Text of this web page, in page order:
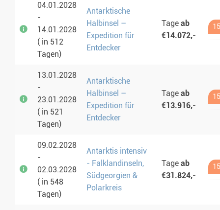
04.01.2028
-
14.01.2028
( in 512
Tagen)
Antarktische
Halbinsel –
Expedition für
Entdecker
Tage ab
€14.072,-
13.01.2028
-
23.01.2028
( in 521
Tagen)
Antarktische
Halbinsel –
Expedition für
Entdecker
Tage ab
€13.916,-
09.02.2028
-
02.03.2028
( in 548
Tagen)
Antarktis intensiv
- Falklandinseln,
Südgeorgien &
Polarkreis
Tage ab
€31.824,-